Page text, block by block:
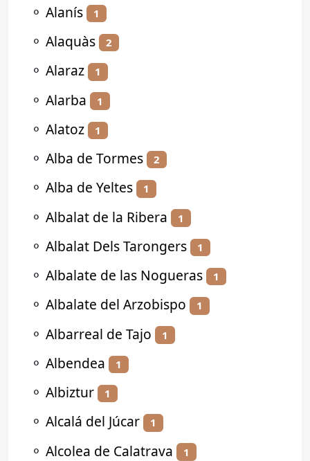
⚬ Alanís 1
⚬ Alaquàs 2
⚬ Alaraz 1
⚬ Alarba 1
⚬ Alatoz 1
⚬ Alba de Tormes 2
⚬ Alba de Yeltes 1
⚬ Albalat de la Ribera 1
⚬ Albalat Dels Tarongers 1
⚬ Albalate de las Nogueras 1
⚬ Albalate del Arzobispo 1
⚬ Albarreal de Tajo 1
⚬ Albendea 1
⚬ Albiztur 1
⚬ Alcalá del Júcar 1
⚬ Alcolea de Calatrava 1